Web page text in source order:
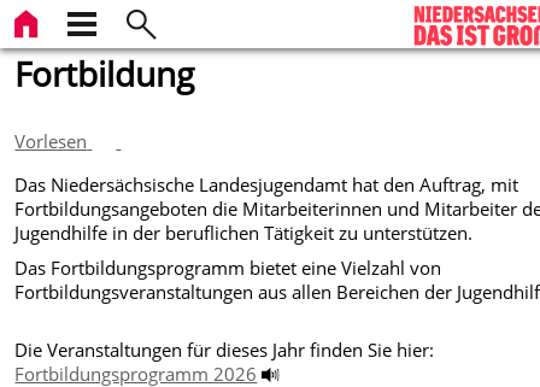
Fortbildung
Vorlesen
Das Niedersächsische Landesjugendamt hat den Auftrag, mit
Fortbildungsangeboten die Mitarbeiterinnen und Mitarbeiter
Jugendhilfe in der beruflichen Tätigkeit zu unterstützen.
Das Fortbildungsprogramm bietet eine Vielzahl von
Fortbildungsveranstaltungen aus allen Bereichen der
Die Veranstaltungen für dieses Jahr finden Sie hier:
Fortbildungsprogramm 2026